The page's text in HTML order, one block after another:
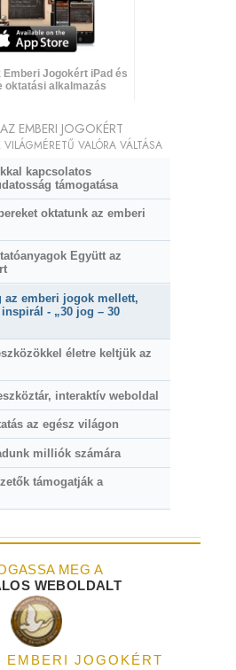
Emberi Jogokért iPad és
oktatási alkalmazás
EMBERI JOGOKÉRT
VALÓRA VÁLTÁSA
kapcsolatos
támogatása
oktatunk az emberi
Együtt az
az emberi jogok mellett,
- „30 jog – 30
életre keltjük az
interaktív weboldal
az egész világon
milliók számára
támogatják a
MEG A
WEBOLDALT
EMBERI JOGOKÉRT